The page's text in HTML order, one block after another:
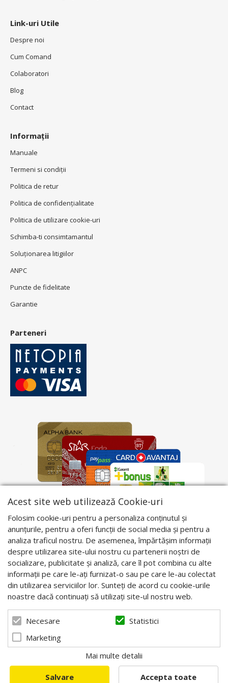
Link-uri Utile
Despre noi
Cum Comand
Colaboratori
Blog
Contact
Informații
Manuale
Termeni si condiţii
Politica de retur
Politica de confidenţialitate
Politica de utilizare cookie-uri
Schimba-ti consimtamantul
Soluționarea litigiilor
ANPC
Puncte de fidelitate
Garantie
Parteneri
Acest site web utilizează Cookie-uri
Folosim cookie-uri pentru a personaliza conținutul și
anunțurile, pentru a oferi funcții de social media și pentru a
analiza traficul nostru. De asemenea, împărtășim informații
despre utilizarea site-ului nostru cu partenerii noștri de
socializare, publicitate și analiză, care îl pot combina cu alte
informații pe care le-ați furnizat-o sau pe care le-au colectat
din utilizarea serviciilor lor. Sunteți de acord cu cookie-urile
noastre dacă continuați să utilizați site-ul nostru web.
Necesare
Statistici
Marketing
Mai multe detalii
Salvare Accepta toate
© 2026 Apis Blaj - Utilaje apicole. Powered by